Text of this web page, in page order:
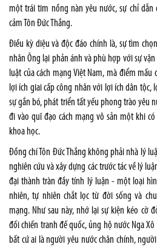
một trái tim nồng nàn yêu nước, sự chỉ
cảm Tôn Đức Thắng.
Điều kỳ diệu và độc đáo chính là, sự tìm
nhân Ông lại phản ánh và phù hợp với sự
luật của cách mạng Việt Nam, mà điểm
lợi ích giai cấp công nhân với lợi ích dân tộc,
sự gắn bó, phát triển tất yếu phong trào yêu
đi vào quĩ đạo cách mạng vô sản một khi
khoa học.
Đồng chí Tôn Đức Thắng không phải nhà lý
nghiên cứu và xây dựng các trước tác về lý
đại thành tràn đầy tính lý luận - một loại
nhiên, tự nhiên chắt lọc từ đời sống và
mạng. Như sau này, nhớ lại sự kiện kéo cờ
đối chiến tranh đế quốc, ủng hộ nước Nga
bất cứ ai là người yêu nước chân chính,